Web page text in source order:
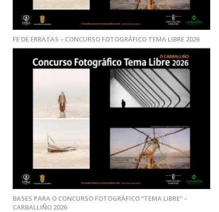
FE DE ERRATAS – CONCURSO FOTOGRÁFICO TEMA LIBRE 2026
BASES PARA O CONCURSO FOTOGRÁFICO “TEMA LIBRE” –
CARBALLIÑO 2026